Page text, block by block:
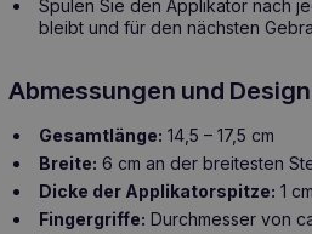
Spülen Sie den Applikator nach
bleibt und für den nächsten
Abmessungen und
Gesamtlänge: 14,5 – 17,5 cm
Breite: 6 cm an der breitesten
Dicke der Applikatorspitze: 1 cm
Fingergriffe: Durchmesser von